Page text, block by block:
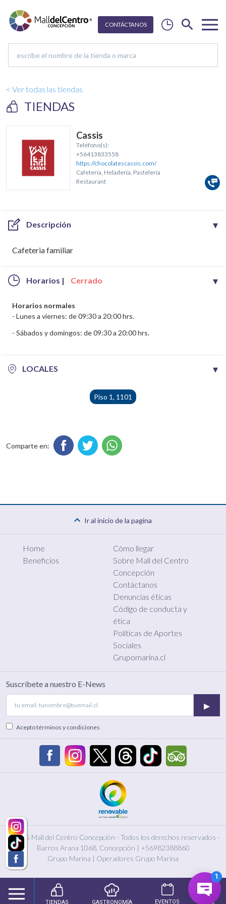
CONTÁCTANOS
< Ver todas las tiendas
TIENDAS
Cassis
Teléfono(s):
+56413833558
https://chocolatescassis.com/
Cafetería, Heladería, Pastelería
Restaurant
Descripción ▾
Cafeteria familiar
Horarios | Cerrado ▾
Horarios normales
- Lunes a viernes: de 09:30 a 20:00 hrs.
- Sábados y domingos: de 09:30 a 20:00 hrs.
LOCALES ▾
Piso 1, 1101
Comparte en:
Ir al inicio de la pagina
Home
Beneficios
Cómo llegar
Sobre Mall del Centro
Concepción
Contáctanos
Denuncias éticas
Código de conducta y
ética
Políticas de Aportes
Sociales
Grupomarina.cl
Suscríbete a nuestro E-News
▸
Aceptotérminos y condiciones
© 2025 Mall del Centro Concepción - Todos los derechos reservados -
Barros Arana 1068, Concepción | +56982388860
Grupo Marina | Operadores Grupo Marina
TIENDAS GASTRONOMÍA EVENTOS CINE